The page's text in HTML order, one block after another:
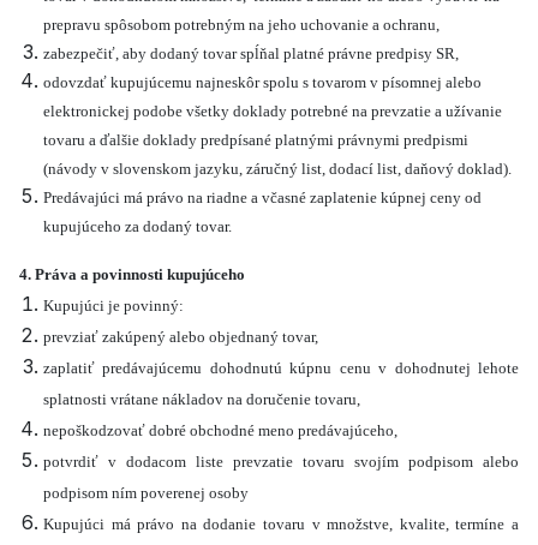
prepravu spôsobom potrebným na jeho uchovanie a ochranu,
zabezpečiť, aby dodaný tovar spĺňal platné právne predpisy SR,
odovzdať kupujúcemu najneskôr spolu s tovarom v písomnej alebo
elektronickej podobe všetky doklady potrebné na prevzatie a užívanie
tovaru a ďalšie doklady predpísané platnými právnymi predpismi
(návody v slovenskom jazyku, záručný list, dodací list, daňový doklad).
Predávajúci má právo na riadne a včasné zaplatenie kúpnej ceny od
kupujúceho za dodaný tovar.
4. Práva a povinnosti kupujúceho
Kupujúci je povinný:
prevziať zakúpený alebo objednaný tovar,
zaplatiť predávajúcemu dohodnutú kúpnu cenu v dohodnutej lehote
splatnosti vrátane nákladov na doručenie tovaru,
nepoškodzovať dobré obchodné meno predávajúceho,
potvrdiť v dodacom liste prevzatie tovaru svojím podpisom alebo
podpisom ním poverenej osoby
Kupujúci má právo na dodanie tovaru v množstve, kvalite, termíne a